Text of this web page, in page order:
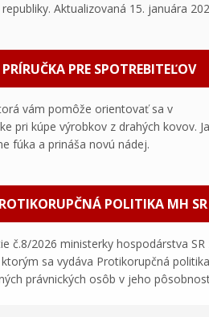
Aktualizovaná 15. januára
PRÍRUČKA PRE SPOTREBITEĽOV
vám pomôže orientovať sa v
pri kúpe výrobkov z drahých kovov.
fúka a prináša novú nádej.
POLITIKA MH SR
č.8/2026 ministerky hospodárstva SR
sa vydáva Protikorupčná
právnických osôb v jeho